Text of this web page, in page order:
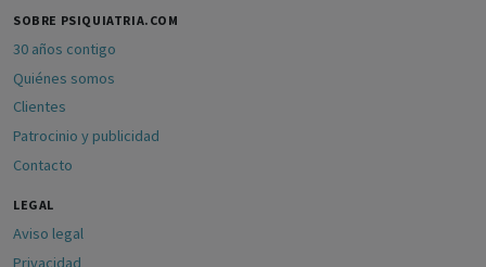
SOBRE PSIQUIATRIA.COM
30 años contigo
Quiénes somos
Clientes
Patrocinio y publicidad
Contacto
LEGAL
Aviso legal
Privacidad